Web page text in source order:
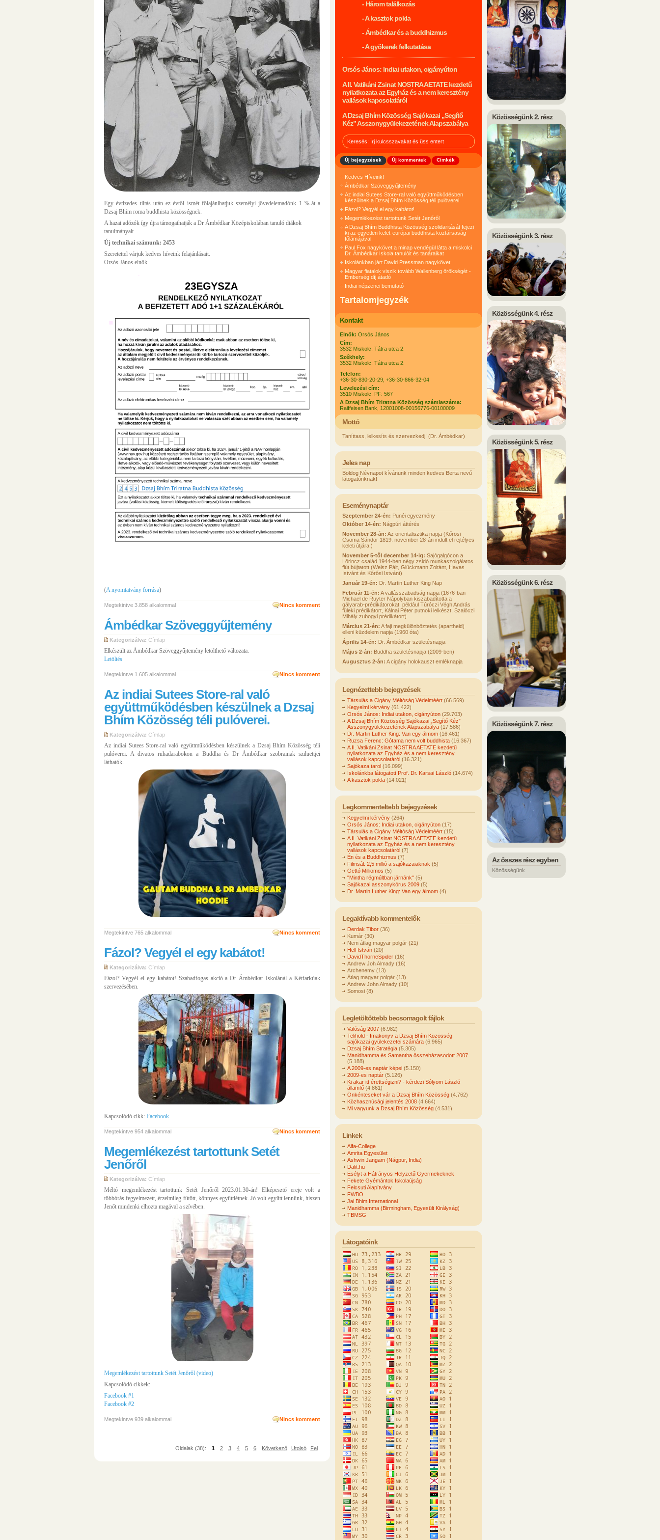
Egy évtizedes tiltás után ez évtől ismét fölajánlhatjuk személyi jövedelemadónk 1 %-át a
Dzsaj Bhím roma buddhista közösségnek.
A hazai adózók így újra támogathatják a Dr Ámbédkar Középiskolában tanuló diákok
tanulmányait.
Új technikai számunk: 2453
Szeretettel várjuk kedves híveink felajánlásait.
Orsós János elnök
(A nyomtatvány forrása)
Nincs komment
Megtekintve 3.858 alkalommal
Ámbédkar Szöveggyűjtemény
Kategorizálva: Címlap
Elkészült az Ámbédkar Szöveggyűjtemény letölthető változata.
Letöltés
Nincs komment
Megtekintve 1.605 alkalommal
Az indiai Sutees Store-ral való
együttműködésben készülnek a Dzsaj
Bhím Közösség téli pulóverei.
Kategorizálva: Címlap
Az indiai Sutees Store-ral való együttműködésben készülnek a Dzsaj Bhím Közösség téli
pulóverei. A divatos ruhadarabokon a Buddha és Dr Ámbédkar szobrainak sziluettjei
láthatók.
Nincs komment
Megtekintve 765 alkalommal
Fázol? Vegyél el egy kabátot!
Kategorizálva: Címlap
Fázol? Vegyél el egy kabátot! Szabadfogas akció a Dr Ámbédkar Iskolánál a Kétfarkúak
szervezésében.
Kapcsolódó cikk: Facebook
Nincs komment
Megtekintve 954 alkalommal
Megemlékezést tartottunk Setét
Jenőről
Kategorizálva: Címlap
Méltó megemlékezést tartottunk Setét Jenőről 2023.01.30-án! Elképesztő ereje volt a
többórás fegyelmezett, érzelmileg fűtött, könnyes együttlétnek. Jó volt együtt lennünk, hiszen
Jenőt mindenki elhozta magával a szívében.
Megemlékezést tartottunk Setét Jenőről (video)
Kapcsolódó cikkek:
Facebook #1
Facebook #2
Nincs komment
Megtekintve 939 alkalommal
Oldalak (38): 1 2 3 4 5 6 Következő Utolsó Fel
Közösségünk 2. rész
Közösségünk 3. rész
Közösségünk 4. rész
Közösségünk 5. rész
Közösségünk 6. rész
Közösségünk 7. rész
Az összes rész egyben
Közösségünk
- Három találkozás
- A kasztok pokla
- Ámbédkar és a buddhizmus
- A gyökerek felkutatása
Orsós János: Indiai utakon, cigányúton
A II. Vatikáni Zsinat NOSTRA AETATE kezdetű
nyilatkozata az Egyház és a nem keresztény
vallások kapcsolatáról
A Dzsaj Bhím Közösség Sajókazai „Segítő
Kéz” Asszonygyülekezetének Alapszabálya
Új bejegyzések Új kommentek Címkék
Kedves Híveink!
Ámbédkar Szöveggyűjtemény
Az indiai Sutees Store-ral való együttműködésben
készülnek a Dzsaj Bhím Közösség téli pulóverei.
Fázol? Vegyél el egy kabátot!
Megemlékezést tartottunk Setét Jenőről
A Dzsaj Bhím Buddhista Közösség szolidaritását fejezi
ki az egyetlen kelet-európai buddhista köztársaság
főlámájával.
Paul Fox nagykövet a minap vendégül látta a miskolci
Dr. Ámbédkar Iskola tanulóit és tanáraikat
Iskolánkban járt David Pressman nagykövet
Magyar fiatalok viszik tovább Wallenberg örökségét -
Emberség díj átadó
Indiai népzenei bemutató
Tartalomjegyzék
Kontakt
Elnök: Orsós János
Cím:
3532 Miskolc, Tátra utca 2.
Székhely:
3532 Miskolc, Tátra utca 2.
Telefon:
+36-30-830-20-29, +36-30-866-32-04
Levelezési cím:
3510 Miskolc, PF: 567
A Dzsaj Bhím Triratna Közösség számlaszáma:
Raiffeisen Bank, 12001008-00156776-00100009
Mottó
Taníttass, lelkesíts és szervezkedj! (Dr. Ámbédkar)
Jeles nap
Boldog Névnapot kívánunk minden kedves Berta nevű
látogatónknak!
Eseménynaptár
Szeptember 24-én: Punéi egyezmény
Október 14-én: Nágpúri áttérés
November 28-án: Az orientalisztika napja (Kőrösi
Csoma Sándor 1819. november 28-án indult el rejtélyes
keleti útjára.)
November 5-től december 14-ig: Sajógalgócon a
Lőrincz család 1944-ben négy zsidó munkaszolgálatos
fiút bújtatott (Weisz Pált, Glückmann Zoltánt, Havas
Istvánt és Kőrősi Istvánt)
Január 19-én: Dr. Martin Luther King Nap
Február 11-én: A vallásszabadság napja (1676-ban
Michael de Ruyter Nápolyban kiszabadította a
gályarab-prédikátorokat, például Túróczi Végh András
füleki prédikátort, Kálnai Péter putnoki lelkészt, Szalóczi
Mihály zubogyi prédikátort)
Március 21-én: A faji megkülönböztetés (apartheid)
elleni küzdelem napja (1960 óta)
Április 14-én: Dr. Ámbédkar születésnapja
Május 2-án: Buddha születésnapja (2009-ben)
Augusztus 2-án: A cigány holokauszt emléknapja
Legnézettebb bejegyzések
Társulás a Cigány Méltóság Védelméért (66.569)
Kegyelmi kérvény (61.422)
Orsós János: Indiai utakon, cigányúton (29.703)
A Dzsaj Bhím Közösség Sajókazai „Segítő Kéz”
Asszonygyülekezetének Alapszabálya (17.586)
Dr. Martin Luther King: Van egy álmom (16.461)
Ruzsa Ferenc: Gótama nem volt buddhista (16.367)
A II. Vatikáni Zsinat NOSTRA AETATE kezdetű
nyilatkozata az Egyház és a nem keresztény
vallások kapcsolatáról (16.321)
Sajókaza tarol (16.099)
Iskolánkba látogatott Prof. Dr. Karsai László (14.674)
A kasztok pokla (14.021)
Legkommenteltebb bejegyzések
Kegyelmi kérvény (264)
Orsós János: Indiai utakon, cigányúton (17)
Társulás a Cigány Méltóság Védelméért (15)
A II. Vatikáni Zsinat NOSTRA AETATE kezdetű
nyilatkozata az Egyház és a nem keresztény
vallások kapcsolatáról (7)
Én és a Buddhizmus (7)
Filmsál: 2,5 millió a sajókazaiaknak (5)
Gettó Milliomos (5)
"Mintha régmúltban járnánk" (5)
Sajókazai asszonykórus 2009 (5)
Dr. Martin Luther King: Van egy álmom (4)
Legaktívabb kommentelők
Derdak Tibor (36)
Kumár (30)
Nem átlag magyar polgár (21)
Hell István (20)
DavidThorneSpider (16)
Andrew Joh Almady (16)
Archenemy (13)
Átlag magyar polgár (13)
Andrew John Almady (10)
Somosi (8)
Legletöltöttebb becsomagolt fájlok
Valóság 2007 (6.982)
Telihold - Imakönyv a Dzsaj Bhím Közösség
sajókazai gyülekezetei számára (6.965)
Dzsaj Bhím Stratégia (5.305)
Manidhamma és Samantha összeházasodott 2007
(5.188)
A 2009-es naptár képei (5.150)
2009-es naptár (5.126)
Ki akar itt érettségizni? - kérdezi Sólyom László
államfő (4.861)
Önkénteseket vár a Dzsaj Bhím Közösség (4.762)
Közhasznúsági jelentés 2008 (4.664)
Mi vagyunk a Dzsaj Bhím Közösség (4.531)
Linkek
Alfa-College
Amrita Egyesület
Ashwin Jangam (Nágpur, India)
Dalit.hu
Esélyt a Hátrányos Helyzetű Gyermekeknek
Fekete Gyémántok Iskolaújság
Felcsuti Alapítvány
FWBO
Jai Bhim International
Manidhamma (Birmingham, Egyesült Királyság)
TBMSG
Látogatóink